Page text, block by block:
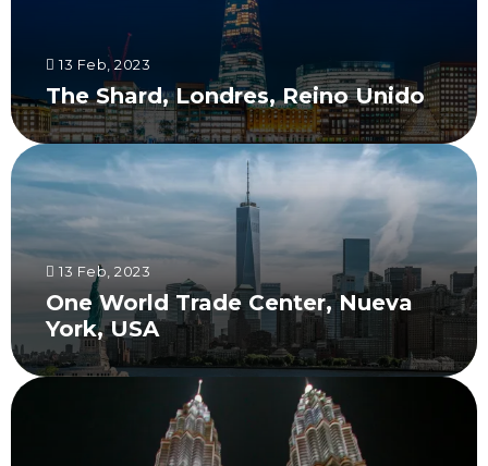
13 Feb, 2023
The Shard, Londres, Reino Unido
13 Feb, 2023
One World Trade Center, Nueva
York, USA